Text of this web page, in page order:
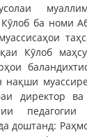
ба номи
Кӯлоб
нақши
директор
доштанд: